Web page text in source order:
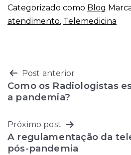
Categorizado como Blog
atendimento, Telemedicina
Navegação
de
Post
Post anterior
Como os Radiologistas
a pandemia?
Próximo post
A regulamentação da
pós-pandemia